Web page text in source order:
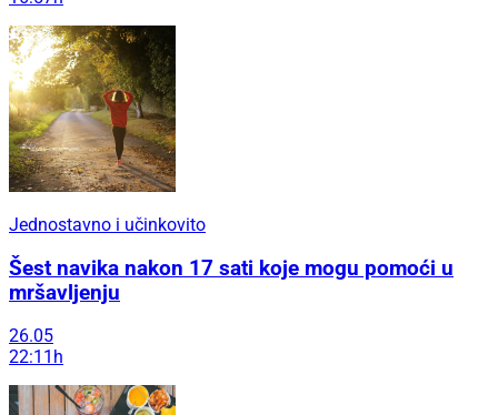
Jednostavno i učinkovito
Šest navika nakon 17 sati koje mogu pomoći u
mršavljenju
26.05
22:11h